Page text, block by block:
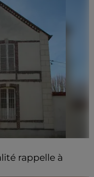
rappelle à